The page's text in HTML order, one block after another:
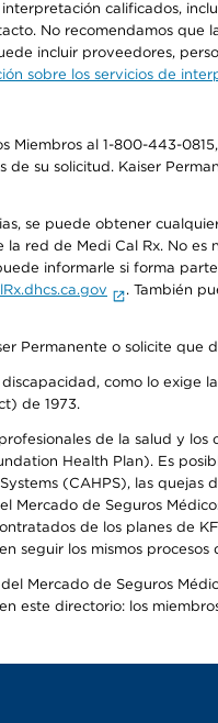
calificados,
No recomendamos que
incluir proveedores,
sobre los servicios de
al 1-800-443-
su solicitud. Kaiser
se puede obtener
red de Medi Cal Rx. No es
informarle si forma
. También
Permanente o solicite que
como lo exige
de 1973.
de la salud y
Health Plan). Es
(CAHPS), las quejas
de Seguros
de los planes de
seguir los mismos
Mercado de Seguros
este directorio: los